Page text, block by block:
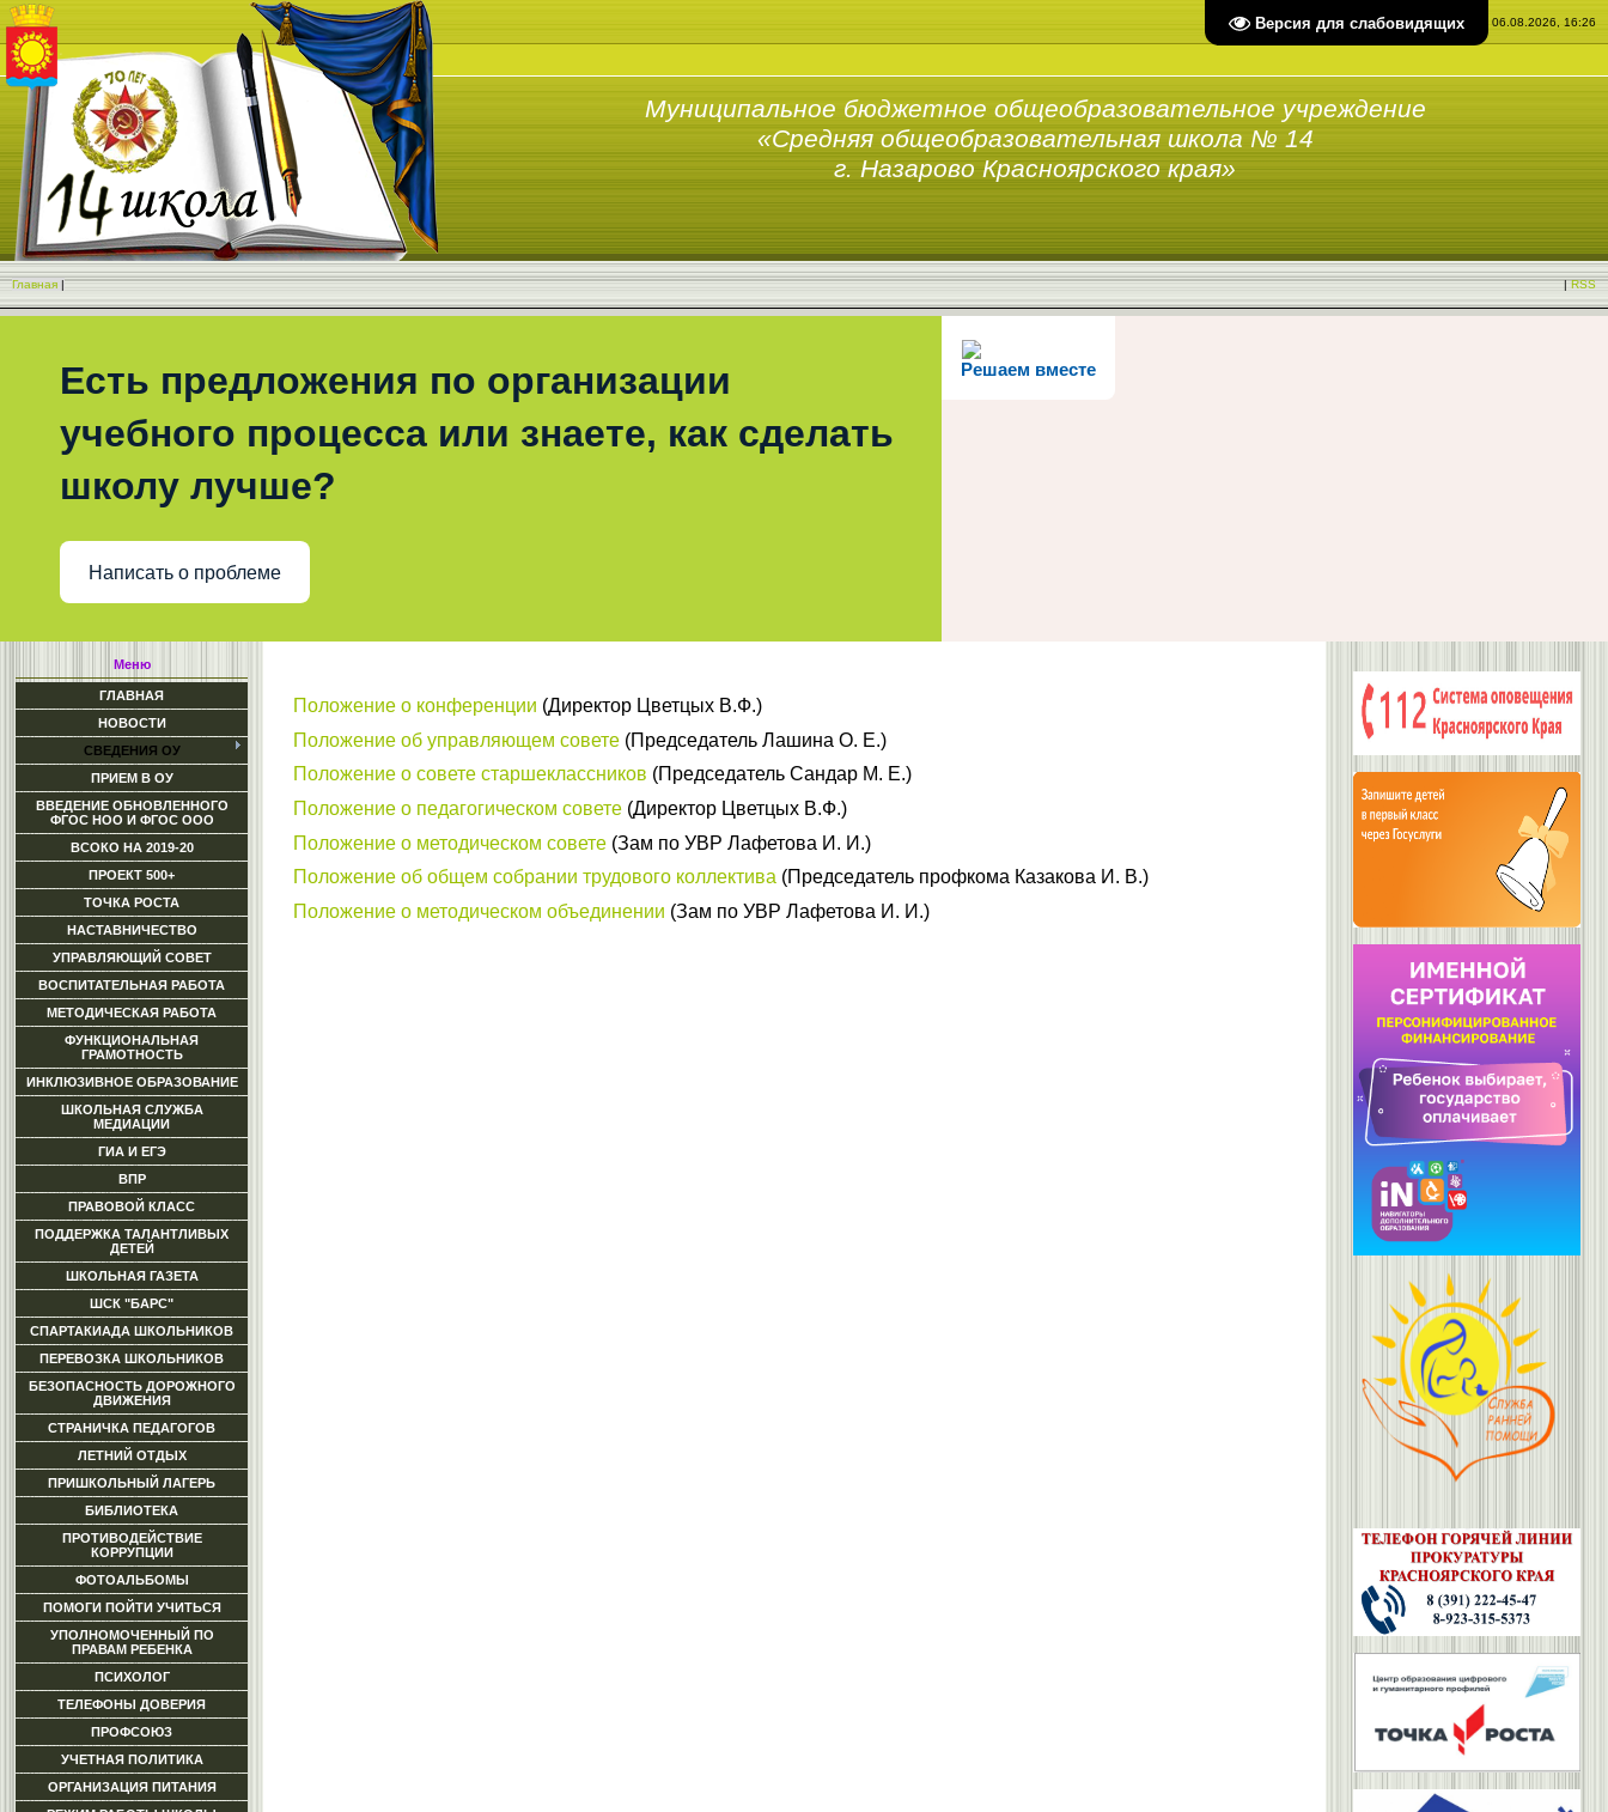
Версия для слабовидящихЧетверг, 06.08.2026, 16:26
Муниципальное бюджетное общеобразовательное учреждение
«Средняя общеобразовательная школа № 14
г. Назарово Красноярского края»
Главная | |RSS
Решаем вместе
Есть предложения по организации
учебного процесса или знаете, как сделать
школу лучше?
Написать о проблеме
Меню
ГЛАВНАЯ
НОВОСТИ
СВЕДЕНИЯ ОУ
ПРИЕМ В ОУ
ВВЕДЕНИЕ ОБНОВЛЕННОГО
ФГОС НОО И ФГОС ООО
ВСОКО НА 2019-20
ПРОЕКТ 500+
ТОЧКА РОСТА
НАСТАВНИЧЕСТВО
УПРАВЛЯЮЩИЙ СОВЕТ
ВОСПИТАТЕЛЬНАЯ РАБОТА
МЕТОДИЧЕСКАЯ РАБОТА
ФУНКЦИОНАЛЬНАЯ
ГРАМОТНОСТЬ
ИНКЛЮЗИВНОЕ ОБРАЗОВАНИЕ
ШКОЛЬНАЯ СЛУЖБА
МЕДИАЦИИ
ГИА И ЕГЭ
ВПР
ПРАВОВОЙ КЛАСС
ПОДДЕРЖКА ТАЛАНТЛИВЫХ
ДЕТЕЙ
ШКОЛЬНАЯ ГАЗЕТА
ШСК "БАРС"
СПАРТАКИАДА ШКОЛЬНИКОВ
ПЕРЕВОЗКА ШКОЛЬНИКОВ
БЕЗОПАСНОСТЬ ДОРОЖНОГО
ДВИЖЕНИЯ
СТРАНИЧКА ПЕДАГОГОВ
ЛЕТНИЙ ОТДЫХ
ПРИШКОЛЬНЫЙ ЛАГЕРЬ
БИБЛИОТЕКА
ПРОТИВОДЕЙСТВИЕ
КОРРУПЦИИ
ФОТОАЛЬБОМЫ
ПОМОГИ ПОЙТИ УЧИТЬСЯ
УПОЛНОМОЧЕННЫЙ ПО
ПРАВАМ РЕБЕНКА
ПСИХОЛОГ
ТЕЛЕФОНЫ ДОВЕРИЯ
ПРОФСОЮЗ
УЧЕТНАЯ ПОЛИТИКА
ОРГАНИЗАЦИЯ ПИТАНИЯ
Положение о конференции (Директор Цветцых В.Ф.)
Положение об управляющем совете (Председатель Лашина О. Е.)
Положение о совете старшеклассников (Председатель Сандар М. Е.)
Положение о педагогическом совете (Директор Цветцых В.Ф.)
Положение о методическом совете (Зам по УВР Лафетова И. И.)
Положение об общем собрании трудового коллектива (Председатель профкома Казакова И. В.)
Положение о методическом объединении (Зам по УВР Лафетова И. И.)